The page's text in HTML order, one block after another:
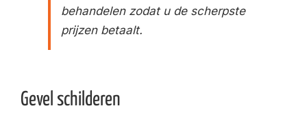
behandelen zodat u de scherpste
prijzen betaalt.
Gevel schilderen